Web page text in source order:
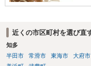
近くの市区町村を選び直
知多
半田市
常滑市 東海市 大府市